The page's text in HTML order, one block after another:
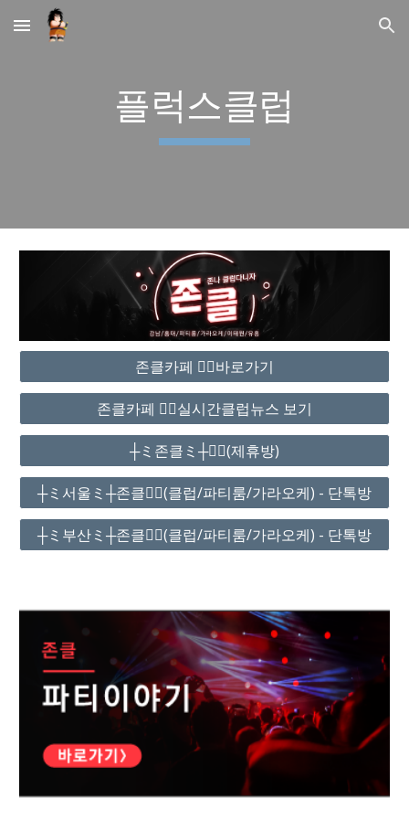
Skip to main content Skip to navigation
플럭스클럽
존클카페 ❤️‍🔥바로가기
존클카페 ❤️‍🔥실시간클럽뉴스 보기
┼ミ존클ミ┼❤️‍🔥(제휴방)
┼ミ서울ミ┼존클❤️‍🔥(클럽/파티룸/가라오케) - 단톡방
┼ミ부산ミ┼존클❤️‍🔥(클럽/파티룸/가라오케) - 단톡방